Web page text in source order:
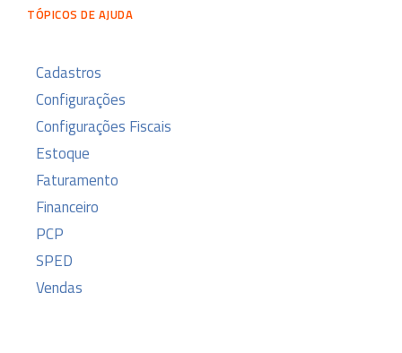
TÓPICOS DE AJUDA
Cadastros
Configurações
Configurações Fiscais
Estoque
Faturamento
Financeiro
PCP
SPED
Vendas